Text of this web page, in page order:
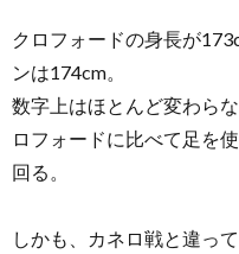
クロフォードの身長が
ンは174cm。
数字上はほとんど変わら
ロフォードに比べて足を
回る。
しかも、カネロ戦と違っ